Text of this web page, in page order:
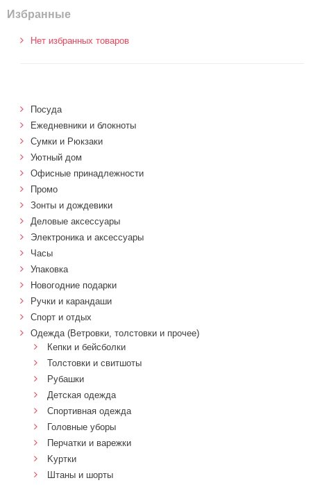
Избранные
Нет избранных товаров
Посуда
Ежедневники и блокноты
Сумки и Рюкзаки
Уютный дом
Офисные принадлежности
Промо
Зонты и дождевики
Деловые аксессуары
Электроника и аксессуары
Часы
Упаковка
Новогодние подарки
Ручки и карандаши
Спорт и отдых
Одежда (Ветровки, толстовки и прочее)
Кепки и бейсболки
Толстовки и свитшоты
Рубашки
Детская одежда
Спортивная одежда
Головные уборы
Перчатки и варежки
Kуртки
Штаны и шорты